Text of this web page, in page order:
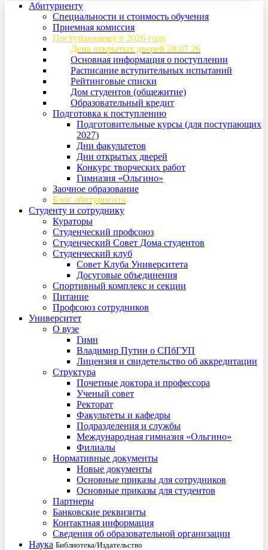
Абитуриенту
Специальности и стоимость обучения
Приемная комиссия
Поступающему в 2026 году
День открытых дверей 28.07.26
Основная информация о поступлении
Расписание вступительных испытаний
Рейтинговые списки
Дом студентов (общежитие)
Образовательный кредит
Подготовка к поступлению
Подготовительные курсы (для поступающих
2027)
Дни факультетов
Дни открытых дверей
Конкурс творческих работ
Гимназия «Ольгино»
Заочное образование
Блог абитуриента
Студенту и сотруднику
Кураторы
Студенческий профсоюз
Студенческий Совет Дома студентов
Студенческий клуб
Совет Клуба Университета
Досуговые объединения
Спортивный комплекс и секции
Питание
Профсоюз сотрудников
Университет
О вузе
Гимн
Владимир Путин о СПбГУП
Лицензия и свидетельство об аккредитации
Структура
Почетные доктора и профессора
Ученый совет
Ректорат
Факультеты и кафедры
Подразделения и службы
Международная гимназия «Ольгино»
Филиалы
Нормативные документы
Новые документы
Основные приказы для сотрудников
Основные приказы для студентов
Партнеры
Банковские реквизиты
Контактная информация
Сведения об образовательной организации
Наука Библиотека/Издательство